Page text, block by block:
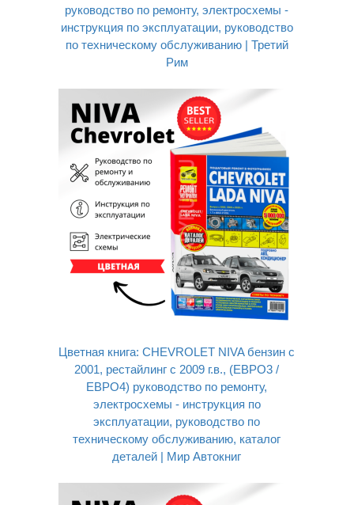
руководство по ремонту, электросхемы -
инструкция по эксплуатации, руководство
по техническому обслуживанию | Третий
Рим
Цветная книга: CHEVROLET NIVA бензин с
2001, рестайлинг с 2009 г.в., (ЕВРО3 /
ЕВРО4) руководство по ремонту,
электросхемы - инструкция по
эксплуатации, руководство по
техническому обслуживанию, каталог
деталей | Мир Автокниг